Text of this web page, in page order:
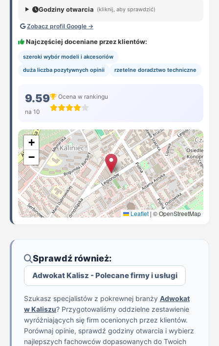
Godziny otwarcia (kliknij, aby sprawdzić)
Zobacz profil Google →
Najczęściej doceniane przez klientów:
szeroki wybór modeli i akcesoriów
duża liczba pozytywnych opinii
rzetelne doradztwo techniczne
9.59
na 10
Ocena w rankingu
+
−
Leaflet | © OpenStreetMap
Sprawdź również:
Adwokat Kalisz - Polecane firmy i usługi
Szukasz specjalistów z pokrewnej branży Adwokat
w Kaliszu? Przygotowaliśmy oddzielne zestawienie
wyróżniających się firm ocenionych przez klientów.
Porównaj opinie, sprawdź godziny otwarcia i wybierz
najlepszych fachowców dopasowanych do Twoich